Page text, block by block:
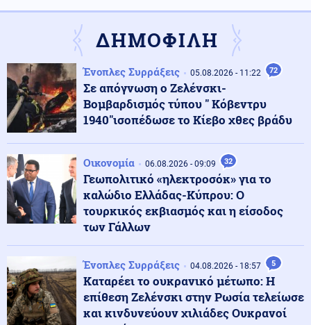
κατασκοπεία
Κοινωνία
Άνω Λιόσια: Δύο συλλήψεις για τον θάνατο του
72χρονου
Ενέργεια
Παπασταύρου: Η Meridiam δίνει νέα δυναμική στον
Great Sea Interconnector (βίντεο)
Κοινωνία 06.08.2026 - 13:25
Θεσσαλονίκη: Βαριές ποινές σε τέσσερις
συλληφθέντες για παράνομο τζόγο
Πολιτική 06.08.2026 - 13:19
ΠΑΣΟΚ: «Η κυβέρνηση επιχειρεί να παρουσιάσει το
φιάσκο ως επιτυχία»
ΔΗΜΟΦΙΛΗ
Ένοπλες Συρράξεις 05.08.2026 - 11:22 72
Σε απόγνωση ο Ζελένσκι-
Βομβαρδισμός τύπου " Κόβεντρυ
1940"ισοπέδωσε το Κίεβο χθες βράδυ
Οικονομία 06.08.2026 - 09:09 32
Γεωπολιτικό «ηλεκτροσόκ» για το
καλώδιο Ελλάδας-Κύπρου: Ο
τουρκικός εκβιασμός και η είσοδος
των Γάλλων
Ένοπλες Συρράξεις 04.08.2026 - 18:57 5
Καταρέει το ουκρανικό μέτωπο: Η
επίθεση Ζελένσκι στην Ρωσία τελείωσε
και κινδυνεύουν χιλιάδες Ουκρανοί